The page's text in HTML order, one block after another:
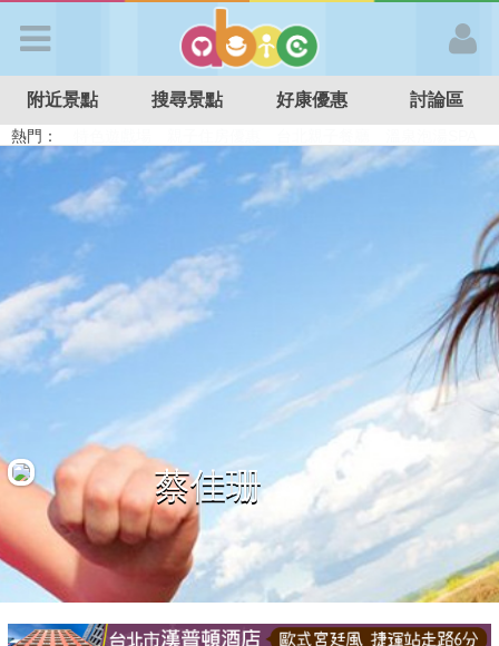
APP登入
首 頁
搜尋景點
好康優惠
最新留言
商家合作
推薦景點
附近景點 搜尋景點 好康優惠 討論區
熱門：
特色遊戲場
親子住房優惠 台北親子餐廳 溫泉泡湯SPA
蔡佳珊